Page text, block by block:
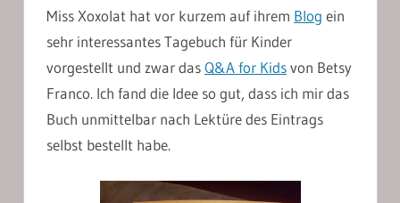
Miss Xoxolat hat vor kurzem auf ihrem Blog ein
sehr interessantes Tagebuch für Kinder
vorgestellt und zwar dasQ&A for Kidsvon Betsy
Franco. Ich fand die Idee so gut, dass ich mir das
Buch unmittelbar nach Lektüre des Eintrags
selbst bestellt habe.